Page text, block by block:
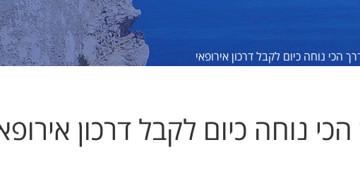
הכי נוחה כיום לקבל דרכון אירופאי
נוחה כיום לקבל דרכון